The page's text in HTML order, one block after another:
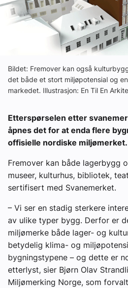
Ledige stillinger
Aktivitetskalender
Bransjekommentar
Nyheter
Bildet: Fremover kan også
det både et stort miljøpotensial og
markedet. Illustrasjon: En Til En
Etterspørselen etter
åpnes det for at enda flere
offisielle nordiske miljømerket.
Fremover kan både lagerbygg
museer, kulturhus, bibliotek,
sertifisert med Svanemerket.
– Vi ser en stadig sterkere
av ulike typer bygg. Derfor er
miljømerke både lager- og
betydelig klima- og
bygningstypene – og dette er
etterlyst, sier Bjørn Olav
Miljømerking Norge, som